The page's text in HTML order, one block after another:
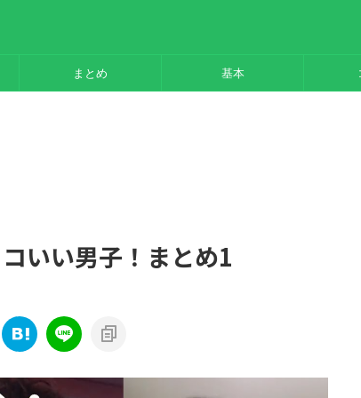
まとめ 基本
いい男子！まとめ1